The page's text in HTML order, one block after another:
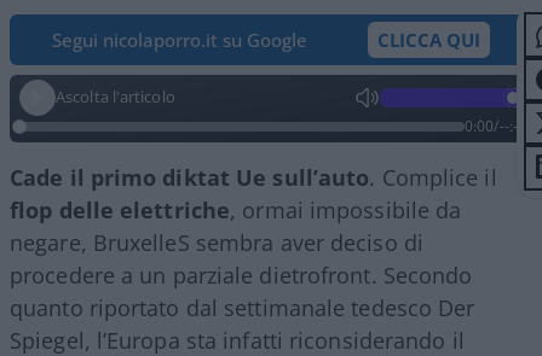
Segui nicolaporro.it su Google CLICCA QUI
Ascolta l'articolo
0:00/--:--
Cade il primo diktat Ue sull’auto. Complice il
flop delle elettriche, ormai impossibile da
negare, BruxelleS sembra aver deciso di
procedere a un parziale dietrofront. Secondo
quanto riportato dal settimanale tedesco Der
Spiegel, l’Europa sta infatti riconsiderando il